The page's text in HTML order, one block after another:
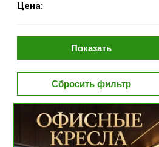
Цена:
Показать
Сбросить фильтр